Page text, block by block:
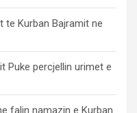
te Kurban Bajramit ne
Puke percjellin urimet e
falin namazin e Kurban